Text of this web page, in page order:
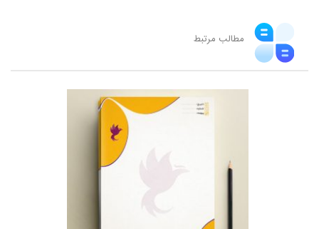
مطالب مرتبط